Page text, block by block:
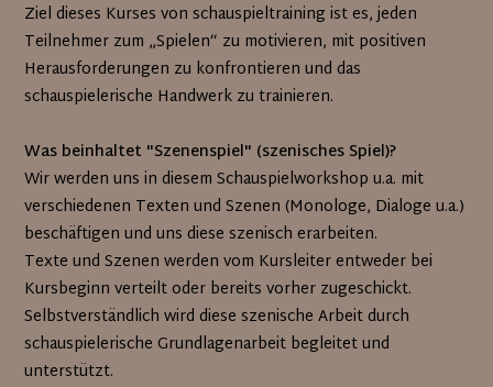
Ziel dieses Kurses von schauspieltraining ist es, jeden
Teilnehmer zum „Spielen“ zu motivieren, mit positiven
Herausforderungen zu konfrontieren und das
schauspielerische Handwerk zu trainieren.
Was beinhaltet "Szenenspiel" (szenisches Spiel)?
Wir werden uns in diesem Schauspielworkshop u.a. mit
verschiedenen Texten und Szenen (Monologe, Dialoge u.a.)
beschäftigen und uns diese szenisch erarbeiten.
Texte und Szenen werden vom Kursleiter entweder bei
Kursbeginn verteilt oder bereits vorher zugeschickt.
Selbstverständlich wird diese szenische Arbeit durch
schauspielerische Grundlagenarbeit begleitet und
unterstützt.